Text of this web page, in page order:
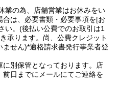
業の為、店舗営業はお休みをい
は、必要書類・必要事項を[お
い。(後払い公費でのお取引は1
承ります。尚、公費クレジット
せん)*適格請求書発行事業者登
に別保管となっております。店
日までにメールにてご連絡を